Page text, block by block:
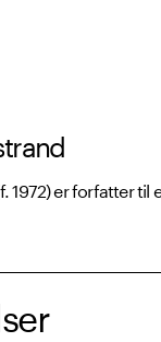
1972) er forfatter til